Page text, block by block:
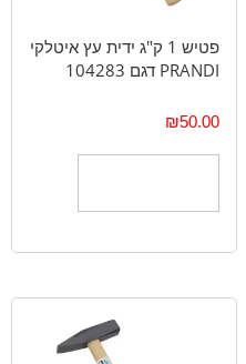
פטיש 1 ק"ג ידית עץ איטלקי
PRANDI דגם 104283
₪50.00